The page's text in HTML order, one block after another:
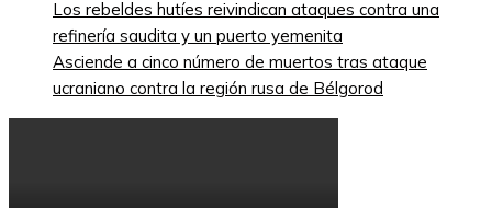
Los rebeldes hutíes reivindican ataques contra una
refinería saudita y un puerto yemenita
Asciende a cinco número de muertos tras ataque
ucraniano contra la región rusa de Bélgorod